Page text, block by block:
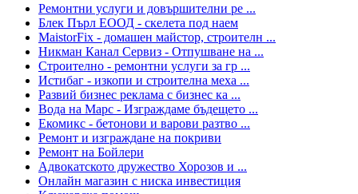
Ремонтни услуги и довършителни ре ...
Блек Пърл ЕООД - скелета под наем
MaistorFix - домашен майстор, строителн ...
Никман Канал Сервиз - Отпушване на ...
Строително - ремонтни услуги за гр ...
Истибаг - изкопи и строителна меха ...
Развий бизнес реклама с бизнес ка ...
Вода на Марс - Изграждаме бъдещето ...
Екомикс - бетонови и варови разтво ...
Ремонт и изграждане на покриви
Ремонт на Бойлери
Адвокатското дружество Хорозов и ...
Онлайн магазин с ниска инвестиция